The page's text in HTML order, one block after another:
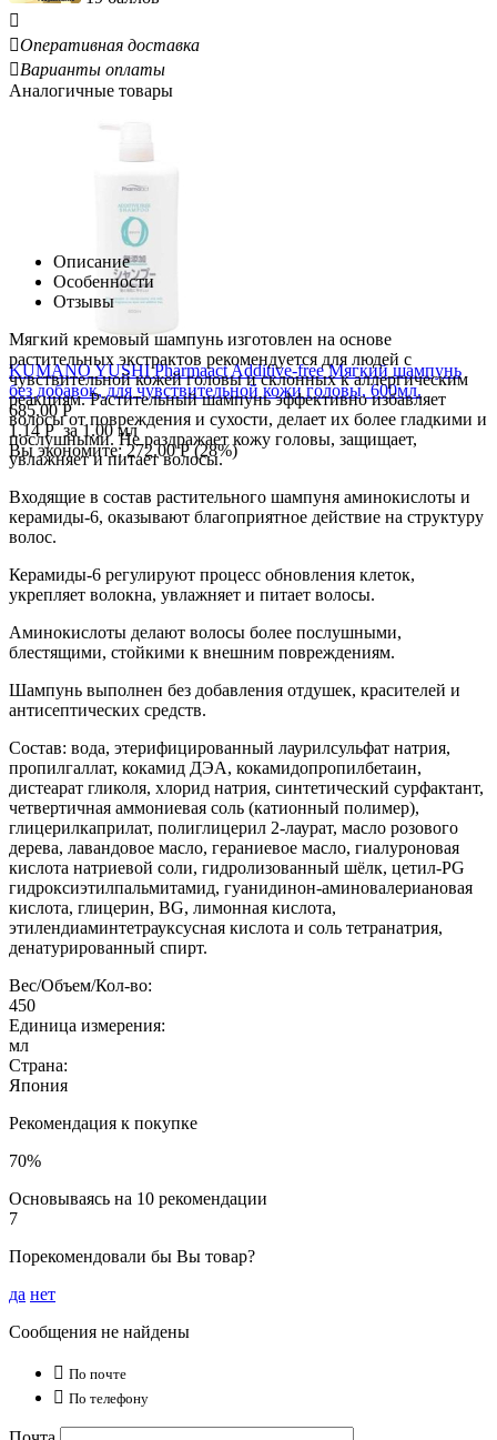

Оперативная доставка
Варианты оплаты
Аналогичные товары
KUMANO YUSHI Pharmaact Additive-free Мягкий шампунь
без добавок, для чувствительной кожи головы, 600мл.
685.00 Р
1.14 Рза 1.00 мл
Вы экономите:272.00 Р(28%)
Описание
Особенности
Отзывы
Мягкий кремовый шампунь изготовлен на основе
растительных экстрактов рекомендуется для людей с
чувствительной кожей головы и склонных к аллергическим
реакциям. Растительный шампунь эффективно избавляет
волосы от повреждения и сухости, делает их более гладкими и
послушными. Не раздражает кожу головы, защищает,
увлажняет и питает волосы.
Входящие в состав растительного шампуня аминокислоты и
керамиды-6, оказывают благоприятное действие на структуру
волос.
Керамиды-6 регулируют процесс обновления клеток,
укрепляет волокна, увлажняет и питает волосы.
Аминокислоты делают волосы более послушными,
блестящими, стойкими к внешним повреждениям.
Шампунь выполнен без добавления отдушек, красителей и
антисептических средств.
Состав: вода, этерифицированный лаурилсульфат натрия,
пропилгаллат, кокамид ДЭА, кокамидопропилбетаин,
дистеарат гликоля, хлорид натрия, синтетический сурфактант,
четвертичная аммониевая соль (катионный полимер),
глицерилкаприлат, полиглицерил 2-лаурат, масло розового
дерева, лавандовое масло, гераниевое масло, гиалуроновая
кислота натриевой соли, гидролизованный шёлк, цетил-PG
гидроксиэтилпальмитамид, гуанидинон-аминовалериановая
кислота, глицерин, BG, лимонная кислота,
этилендиаминтетрауксусная кислота и соль тетранатрия,
денатурированный спирт.
Вес/Объем/Кол-во:
450
Единица измерения:
мл
Страна:
Япония
Рекомендация к покупке
70%
Основываясь на 10 рекомендации
7
Порекомендовали бы Вы товар?
да нет
Сообщения не найдены
 По почте
 По телефону